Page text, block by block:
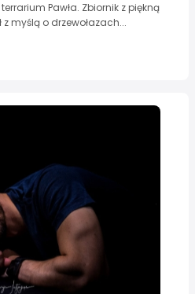
Pawła. Zbiornik z piękną
myślą o drzewołazach...